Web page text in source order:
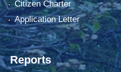
Citizen Charter
Application Letter
Reports